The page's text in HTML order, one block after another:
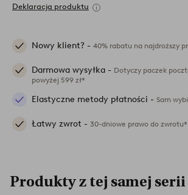
Deklaracja produktu
Nowy klient? - 40% rabatu na najdroższy
Darmowa wysyłka - Dotyczy paczek
powyżej 599 zł*
Elastyczne metody płatności - Sam
Łatwy zwrot - 30-dniowe prawo do zwrotu*
Produkty z tej samej serii